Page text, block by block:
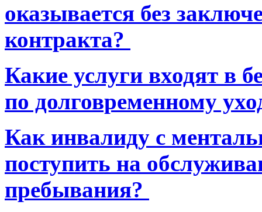
оказывается без
контракта?
Какие услуги входят в
по долговременному
Как инвалиду с
поступить на
пребывания?